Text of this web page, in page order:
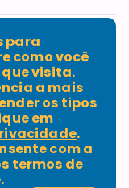
9,
- BA - Telefone:
para
como você
que visita.
a mais
os tipos
em
.
com a
termos de